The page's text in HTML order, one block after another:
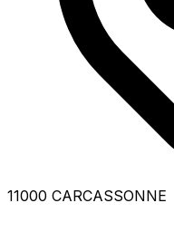
11000 CARCASSONNE